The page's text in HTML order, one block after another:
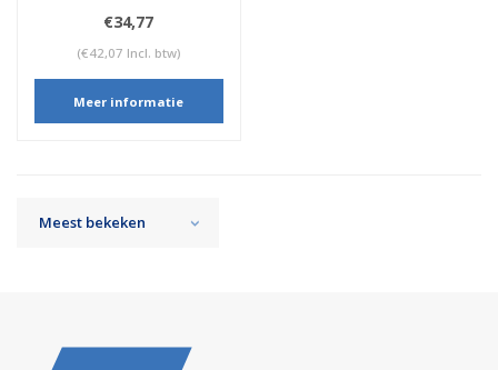
€34,77
(€42,07 Incl. btw)
Meer informatie
Meest bekeken